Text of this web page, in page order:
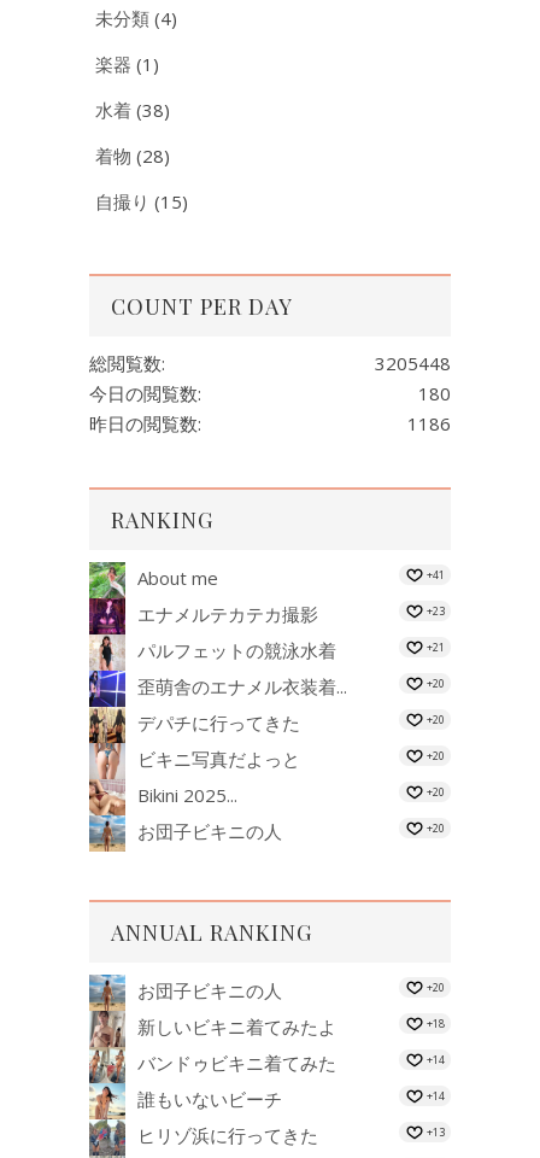
未分類 (4)
楽器 (1)
水着 (38)
着物 (28)
自撮り (15)
COUNT PER DAY
3205448
総閲覧数:
180
今日の閲覧数:
1186
昨日の閲覧数:
RANKING
About me +41
エナメルテカテカ撮影 +23
パルフェットの競泳水着 +21
歪萌舎のエナメル衣装着... +20
デパチに行ってきた +20
ビキニ写真だよっと +20
Bikini 2025... +20
お団子ビキニの人 +20
ANNUAL RANKING
お団子ビキニの人 +20
新しいビキニ着てみたよ +18
バンドゥビキニ着てみた +14
誰もいないビーチ +14
ヒリゾ浜に行ってきた +13